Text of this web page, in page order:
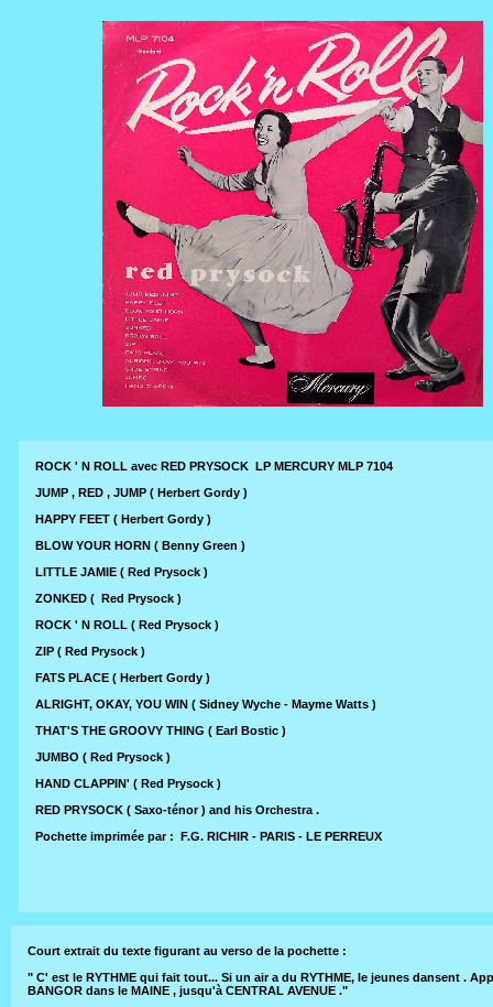
ROCK ' N ROLL avec RED PRYSOCK LP MERCURY MLP 7104
JUMP , RED , JUMP ( Herbert Gordy )
HAPPY FEET ( Herbert Gordy )
BLOW YOUR HORN ( Benny Green )
LITTLE JAMIE ( Red Prysock )
ZONKED ( Red Prysock )
ROCK ' N ROLL ( Red Prysock )
ZIP ( Red Prysock )
FATS PLACE ( Herbert Gordy )
ALRIGHT, OKAY, YOU WIN ( Sidney Wyche - Mayme Watts )
THAT'S THE GROOVY THING ( Earl Bostic )
JUMBO ( Red Prysock )
HAND CLAPPIN' ( Red Prysock )
RED PRYSOCK ( Saxo-ténor ) and his Orchestra .
Pochette imprimée par : F.G. RICHIR - PARIS - LE PERREUX
Court extrait du texte figurant au verso de la pochette :
" C' est le RYTHME qui fait tout... Si un air a du RYTHME, le jeunes dansent .
BANGOR dans le MAINE , jusqu'à CENTRAL AVENUE ."